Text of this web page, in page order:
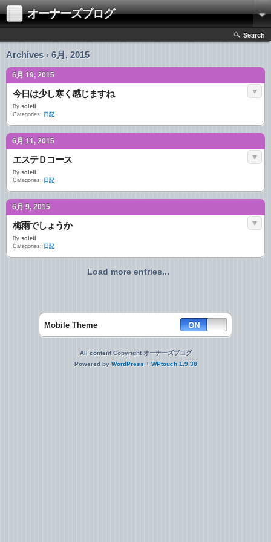
オーナーズブログ
Search
Archives › 6月, 2015
6月 19, 2015
今日は少し寒く感じますね
By soleil
Categories: 日記
6月 11, 2015
エステＤコース
By soleil
Categories: 日記
6月 9, 2015
梅雨でしょうか
By soleil
Categories: 日記
Load more entries...
Mobile Theme
All content Copyright オーナーズブログ
Powered by WordPress + WPtouch 1.9.38